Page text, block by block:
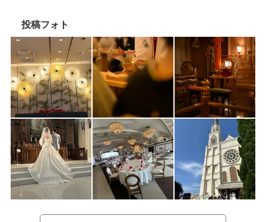
る時には、他に高い建物もなく素敵な写真が撮
れます。プランナーさんにはとても親身になっ
ていただき感謝しかありません。比較的若いス
タッフさんが多い印象でした。衣装の担当さん
も含め、みなさん若くてもきちんとされてい
て、且つ親しみやすくて良かったです。スタッ
フさん同士が仲良さそうなのも良かったです。
ヘアメイクさんも優しくて、とても可愛くして
いただきました。カメラマンさんも素敵な方で
前撮り楽しかったです。音響の方も親しみやす
くて打ち合わせが楽しかったです。司会者の方
はとても頼りになる気さくな方でした。フラワ
ーコーディネーターさんは1番困らせてしまった
かもしれません…わがままを聞いてくださって
感謝しています。携わってくださったすべての
皆様に感謝するばかりです。チャペルがとにか
く素敵です。甘いものが好きなゲスト様が多け
ルも正直完璧で、
をしてくれたプラ
ています!食事、
が、1番はスタッ
敵な人たちが多か
お客様だとずっと
んが当日何度も
っぱいです。チュ
で買った方が得
ケーキのお話を
そこはお金をかけ
雰囲気料金スタッ
安かった、でも理
食が美味しかった
投稿フォト